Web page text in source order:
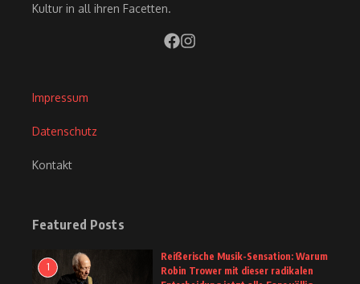
Kultur in all ihren Facetten.
Impressum
Datenschutz
Kontakt
Featured Posts
1
Reißerische Musik-Sensation: Warum
Robin Trower mit dieser radikalen